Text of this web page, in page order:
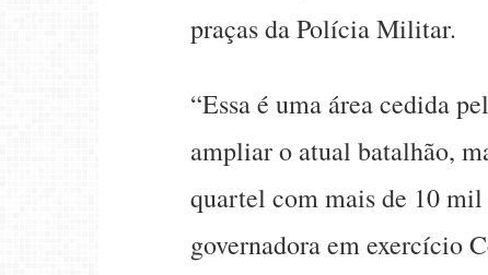
praças da Polícia Militar.
“Essa é uma área cedida
ampliar o atual batalhão,
quartel com mais de 10 mil
governadora em exercício